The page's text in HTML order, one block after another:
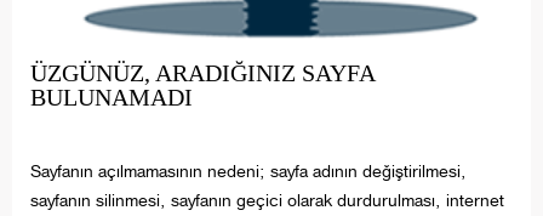
ÜZGÜNÜZ, ARADIĞINIZ SAYFA
BULUNAMADI
Sayfanın açılmamasının nedeni; sayfa adının değiştirilmesi,
sayfanın silinmesi, sayfanın geçici olarak durdurulması, internet